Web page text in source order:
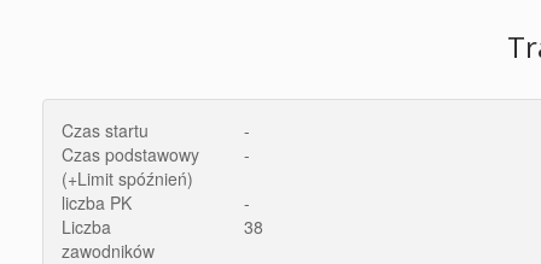
Czas startu
-
Czas podstawowy
(+Limit spóźnień)
-
liczba PK
-
Liczba
zawodników
38